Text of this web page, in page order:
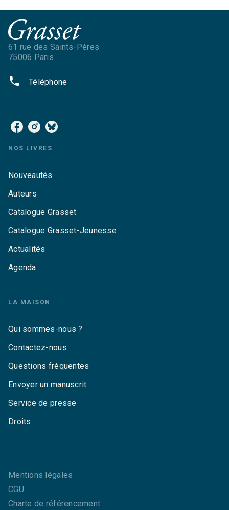
61 rue des Saints-Pères
75006 Paris
phone Téléphone
NOS LIVRES
Nouveautés
Auteurs
Catalogue Grasset
Catalogue Grasset-Jeunesse
Actualités
Agenda
LA MAISON
Qui sommes-nous ?
Contactez-nous
Questions fréquentes
Envoyer un manuscrit
Service de presse
Droits
Mentions légales
CGU
Charte de référencement